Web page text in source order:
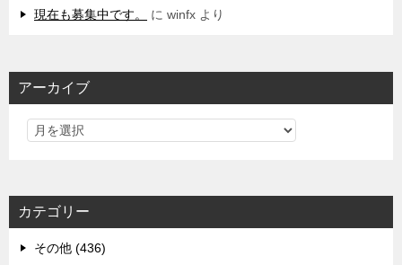
現在も募集中です。 に winfx より
アーカイブ
カテゴリー
その他 (436)